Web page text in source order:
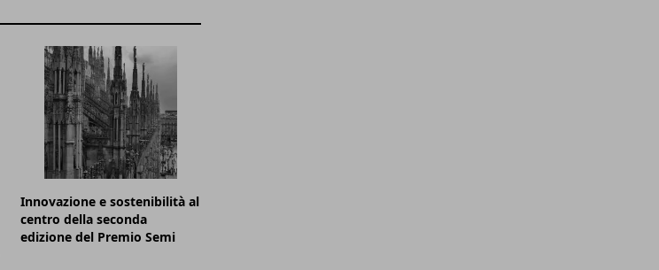
Innovazione e sostenibilità al
centro della seconda
edizione del Premio Semi